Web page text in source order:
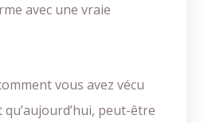
avec une vraie
vous avez vécu
peut-être